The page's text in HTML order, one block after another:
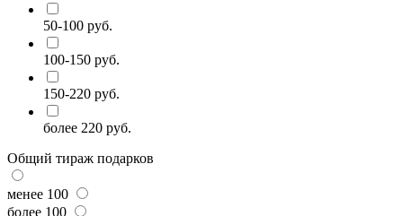
50-100 руб.
100-150 руб.
150-220 руб.
более 220 руб.
Общий тираж подарков
менее 100
более 100